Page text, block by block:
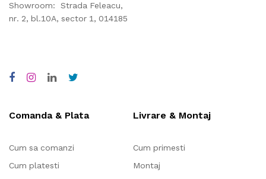
Showroom: Strada Feleacu,
nr. 2, bl.10A, sector 1, 014185
Comanda & Plata
Cum sa comanzi
Cum platesti
Livrare & Montaj
Cum primesti
Montaj